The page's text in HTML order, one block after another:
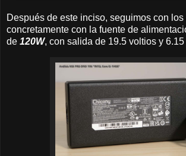
Después de este inciso, seguimos con los
concretamente con la fuente de
de 120W, con salida de 19.5 voltios y